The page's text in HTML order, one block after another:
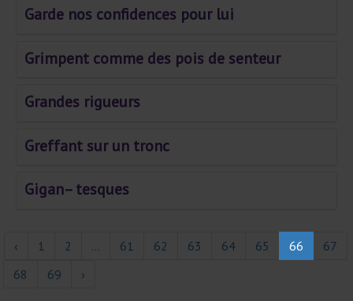
Garde nos confidences pour lui
Grimpent comme des pois de senteur
Grandes rigueurs
Greffant sur un tronc
Gigan– tesques
‹ 1 2 ... 61 62 63 64 65 66
67
68
69 ›